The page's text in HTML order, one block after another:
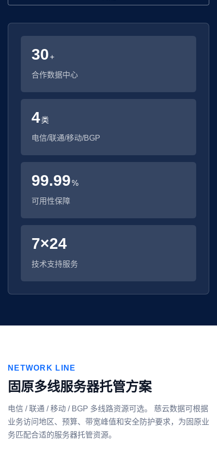
30+
合作数据中心
4类
电信/联通/移动/BGP
99.99%
可用性保障
7×24
技术支持服务
NETWORK LINE
固原多线服务器托管方案
电信 / 联通 / 移动 / BGP 多线路资源可选。 慈云数据可根据
业务访问地区、预算、带宽峰值和安全防护要求，为固原业
务匹配合适的服务器托管资源。